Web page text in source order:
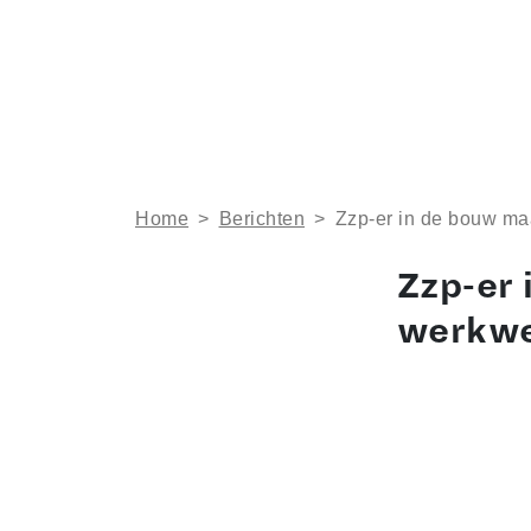
Home > Berichten > Zzp-er in de bouw
Zzp-er